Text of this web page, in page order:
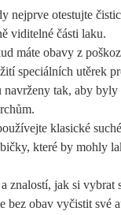
nejprve otestujte
viditelné části laku.
máte obavy z
speciálních utěrek
navrženy tak, aby byly
klasické
které by mohly
znalostí, jak si vybrat
bez obav vyčistit své